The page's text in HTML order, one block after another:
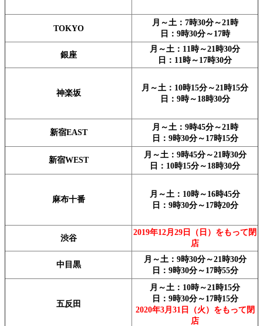
TOKYO
月～土：7時30分～21時
日：9時30分～17時
銀座
月～土：11時～21時30分
日：11時～17時30分
神楽坂
月～土：10時15分～21時15分
日：9時～18時30分
新宿EAST
月～土：9時45分～21時
日：9時30分～17時15分
新宿WEST
月～土：9時45分～21時30分
日：10時15分～18時30分
麻布十番
月～土：10時～16時45分
日：9時30分～17時20分
渋谷
2019年12月29日（日）をもって閉
店
中目黒
月～土：9時30分～21時30分
日：9時30分～17時55分
五反田
月～土：10時～21時15分
日：9時30分～17時15分
2020年3月31日（火）をもって閉
店